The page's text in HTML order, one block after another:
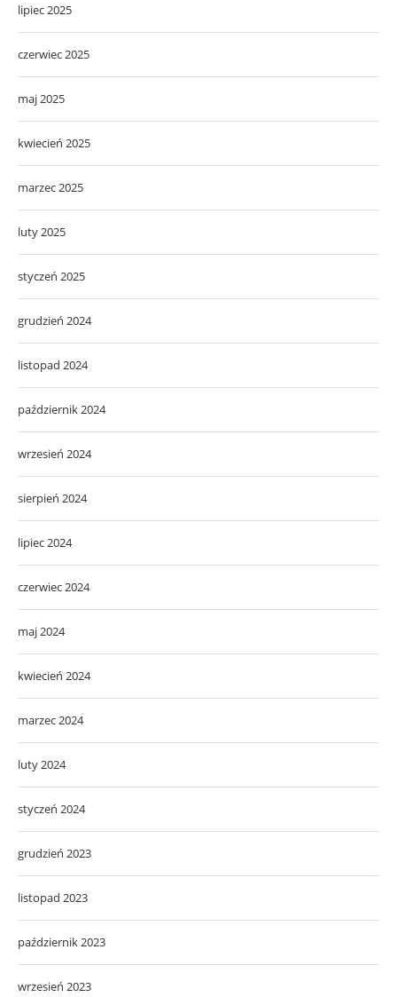
lipiec 2025
czerwiec 2025
maj 2025
kwiecień 2025
marzec 2025
luty 2025
styczeń 2025
grudzień 2024
listopad 2024
październik 2024
wrzesień 2024
sierpień 2024
lipiec 2024
czerwiec 2024
maj 2024
kwiecień 2024
marzec 2024
luty 2024
styczeń 2024
grudzień 2023
listopad 2023
październik 2023
wrzesień 2023